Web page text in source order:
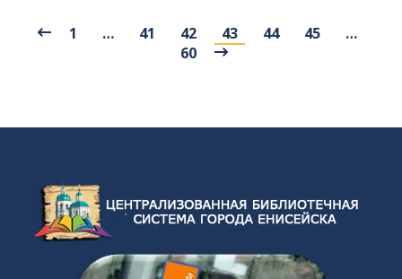
1 … 41 42 43 44 45
…
60